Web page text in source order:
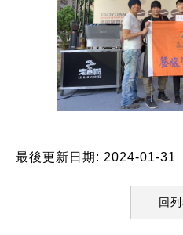
最後更新日期: 2024-01-31
回